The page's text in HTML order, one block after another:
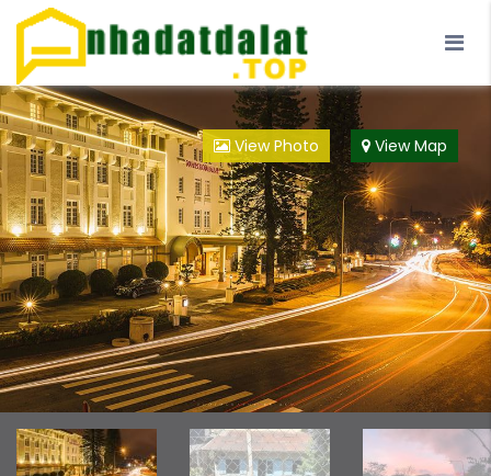
Trang Chủ Blog Đà Lạt Loại Hình
Đội ngũ
View Photo View Map